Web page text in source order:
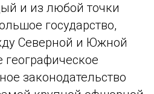
и из любой точки
государство,
Северной и Южной
законодательство